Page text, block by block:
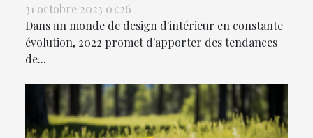
31 octobre 2023 01:26
Dans un monde de design d'intérieur en constante
évolution, 2022 promet d'apporter des tendances
de...